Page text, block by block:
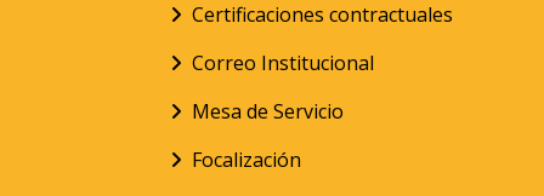
Certificaciones contractuales
Correo Institucional
Mesa de Servicio
Focalización